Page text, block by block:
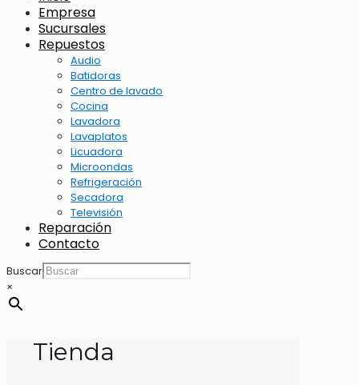
Empresa
Sucursales
Repuestos
Audio
Batidoras
Centro de lavado
Cocina
Lavadora
Lavaplatos
Licuadora
Microondas
Refrigeración
Secadora
Televisión
Reparación
Contacto
Buscar
×
Tienda